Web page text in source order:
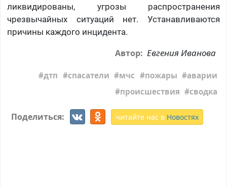
ликвидированы, угрозы распространения
чрезвычайных ситуаций нет. Устанавливаются
причины каждого инцидента.
Автор: Евгения Иванова
дтп спасатели мчс пожары
аварии
происшествия
сводка
Поделиться: читайте нас в Новостях